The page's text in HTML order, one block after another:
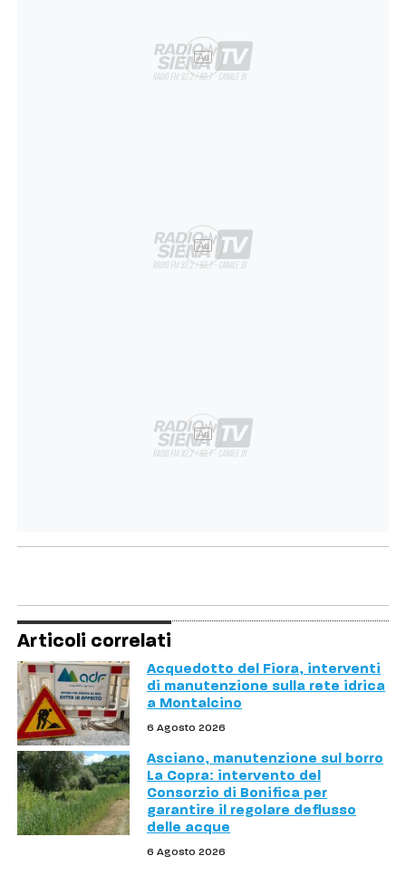
Ad
Ad
Ad
Articoli correlati
Acquedotto del Fiora, interventi
di manutenzione sulla rete idrica
a Montalcino
6 Agosto 2026
Asciano, manutenzione sul borro
La Copra: intervento del
Consorzio di Bonifica per
garantire il regolare deflusso
delle acque
6 Agosto 2026